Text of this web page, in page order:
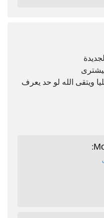
ويتقى الله لو حد يعرف
: